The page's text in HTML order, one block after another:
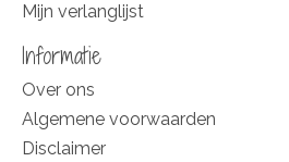
Mijn verlanglijst
Informatie
Over ons
Algemene voorwaarden
Disclaimer